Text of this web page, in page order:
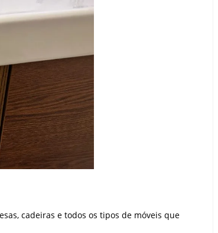
cadeiras e todos os tipos de móveis que